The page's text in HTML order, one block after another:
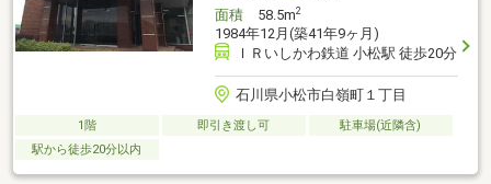
面積58.5m2
1984年12月(築41年9ヶ月)
ＩＲいしかわ鉄道 小松駅 徒歩20分
石川県小松市白嶺町１丁目
1階 即引き渡し可
駐車場(近隣含)
駅から徒歩20分以内